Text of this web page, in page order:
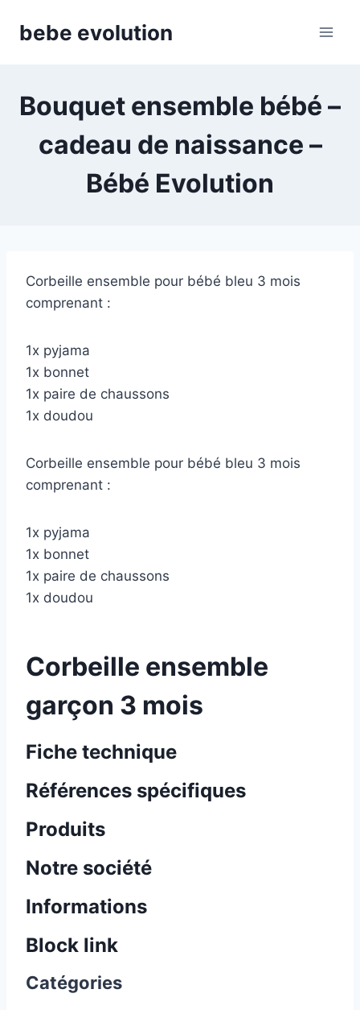
bebe evolution
Bouquet ensemble bébé –
cadeau de naissance –
Bébé Evolution
Corbeille ensemble pour bébé bleu 3 mois
comprenant :
1x pyjama
1x bonnet
1x paire de chaussons
1x doudou
Corbeille ensemble pour bébé bleu 3 mois
comprenant :
1x pyjama
1x bonnet
1x paire de chaussons
1x doudou
Corbeille ensemble
garçon 3 mois
Fiche technique
Références spécifiques
Produits
Notre société
Informations
Block link
Catégories